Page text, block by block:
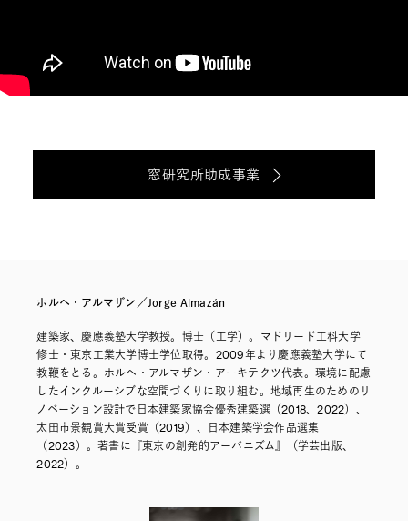
窓研究所助成事業
ホルヘ・アルマザン／Jorge Almazán
建築家、慶應義塾大学教授。博士（工学）。マドリード工科大学
修士・東京工業大学博士学位取得。2009年より慶應義塾大学にて
教鞭をとる。ホルヘ・アルマザン・アーキテクツ代表。環境に配慮
したインクルーシブな空間づくりに取り組む。地域再生のためのリ
ノベーション設計で日本建築家協会優秀建築選（2018、2022）、
太田市景観賞大賞受賞（2019）、日本建築学会作品選集
（2023）。著書に『東京の創発的アーバニズム』（学芸出版、
2022）。